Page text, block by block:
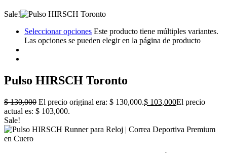
Sale!
Seleccionar opciones Este producto tiene múltiples variantes.
Las opciones se pueden elegir en la página de producto
Pulso HIRSCH Toronto
$130,000 El precio original era: $ 130,000.$ 103,000El precio
actual es: $ 103,000.
Sale!